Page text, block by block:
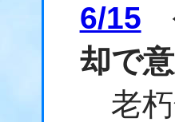
6/15
却で
老朽